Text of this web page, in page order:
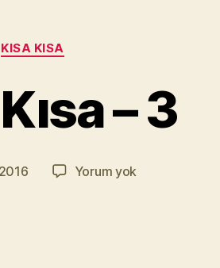
Kategoriler
KISA KISA
– 3
Yazının
yazarı
M
Yorum yok